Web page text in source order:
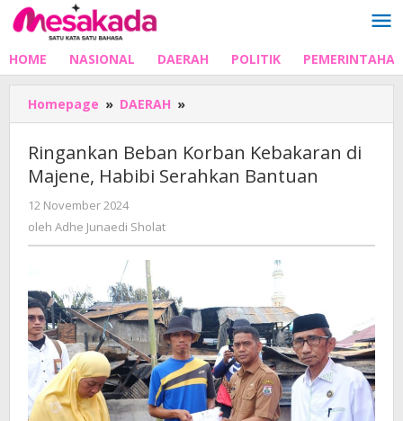
Lewati
ke
HOME NASIONAL DAERAH POLITIK
Homepage » DAERAH »
Beban
Kebakaran
di
Ringankan Beban Korban Kebakaran di
Majene, Habibi Serahkan Bantuan
12 November 2024
Adhe
oleh Adhe Junaedi Sholat